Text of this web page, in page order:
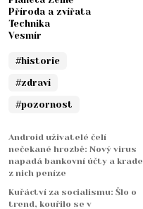
Příroda a zvířata
Technika
Vesmír
#historie
#zdraví
#pozornost
Android uživatelé čelí
nečekané hrozbě: Nový virus
napadá bankovní účty a krade
z nich peníze
Kuřáctví za socialismu: Šlo o
trend, kouřilo se v